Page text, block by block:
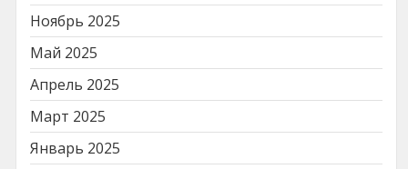
Ноябрь 2025
Май 2025
Апрель 2025
Март 2025
Январь 2025